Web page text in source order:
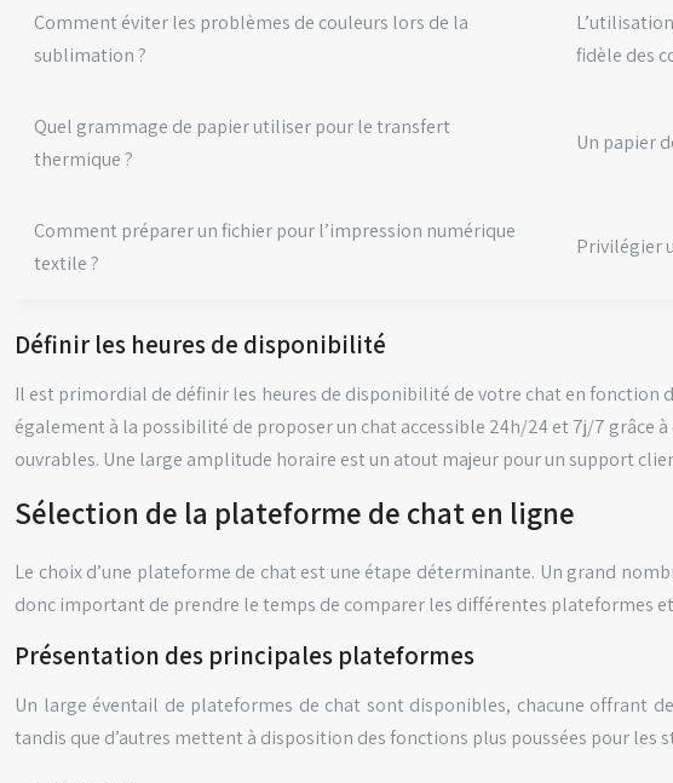
Comment éviter les problèmes de couleurs lors de la
sublimation ?
fidèle des
Quel grammage de papier utiliser pour le transfert
thermique ?
Un papier
Comment préparer un fichier pour l’impression numérique
textile ?
Privilégier
Définir les heures de disponibilité
Il est primordial de définir les heures de disponibilité de votre chat en fonction
également à la possibilité de proposer un chat accessible 24h/24 et 7j/7 grâce
ouvrables. Une large amplitude horaire est un atout majeur pour un support
Sélection de la plateforme de chat en ligne
Le choix d’une plateforme de chat est une étape déterminante. Un grand
donc important de prendre le temps de comparer les différentes plateformes
Présentation des principales plateformes
Un large éventail de plateformes de chat sont disponibles, chacune offrant
tandis que d’autres mettent à disposition des fonctions plus poussées pour